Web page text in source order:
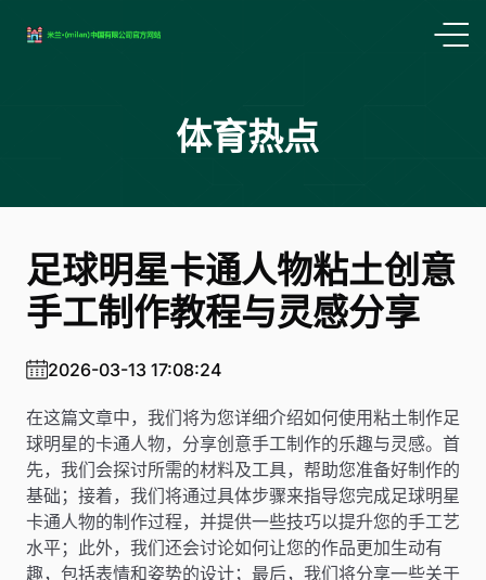
体育热点
足球明星卡通人物粘土创意
手工制作教程与灵感分享
2026-03-13 17:08:24
在这篇文章中，我们将为您详细介绍如何使用粘土制作足
球明星的卡通人物，分享创意手工制作的乐趣与灵感。首
先，我们会探讨所需的材料及工具，帮助您准备好制作的
基础；接着，我们将通过具体步骤来指导您完成足球明星
卡通人物的制作过程，并提供一些技巧以提升您的手工艺
水平；此外，我们还会讨论如何让您的作品更加生动有
趣，包括表情和姿势的设计；最后，我们将分享一些关于